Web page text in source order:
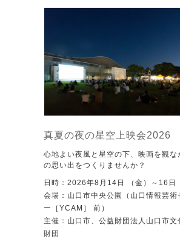
真夏の夜の星空上映会2026
心地よい夜風と星空の下、映画を観な
の思い出をつくりませんか？
日時：2026年8月14日 （金）～16日
会場：山口市中央公園（山口情報芸術
ー［YCAM］ 前）
主催：山口市、公益財団法人山口市文
財団